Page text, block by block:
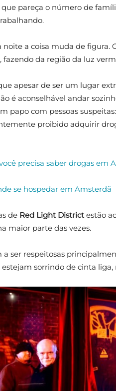
pareça o número de
noite a coisa muda de figura.
fazendo da região da luz
apesar de ser um lugar
é aconselhável andar
papo com pessoas
proibido adquirir
precisa saber drogas em
se hospedar em Amsterdã
de Red Light Districtestão
maior parte das vezes.
a ser respeitosas
sorrindo de cinta liga,